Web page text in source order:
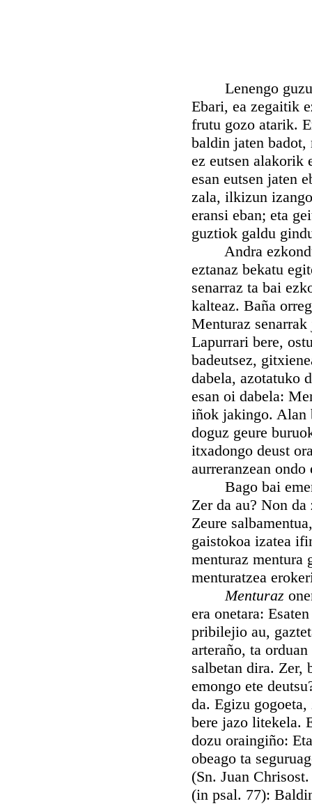
Lenengo
Ebari, ea zegaitik
frutu gozo atarik.
baldin jaten badot,
ez eutsen alakorik
esan eutsen jaten
zala, ilkizun
eransi eban; eta
guztiok galdu
Andra ezkondu
eztanaz bekatu
senarraz ta bai
kalteaz. Baña
Menturaz
Lapurrari bere,
badeutsez,
dabela, azotatuko
esan oi dabela:
iñok jakingo. Alan
doguz geure
itxadongo deust
aurreranzean
Bago bai emen
Zer da au? Non
Zeure
gaistokoa izatea
menturaz mentura
menturatzea
Menturaz
era onetara:
pribilejio au,
arteraño, ta
salbetan dira. Zer,
emongo ete
da. Egizu
bere jazo litekela.
dozu oraingiño:
obeago ta
(Sn. Juan
(in psal. 77):